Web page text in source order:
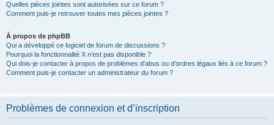
Quelles pièces jointes sont autorisées sur ce forum ?
Comment puis-je retrouver toutes mes pièces jointes ?
À propos de phpBB
Qui a développé ce logiciel de forum de discussions ?
Pourquoi la fonctionnalité X n’est pas disponible ?
Qui dois-je contacter à propos de problèmes d’abus ou d’ordres légaux liés à ce forum ?
Comment puis-je contacter un administrateur du forum ?
Problèmes de connexion et d’inscription